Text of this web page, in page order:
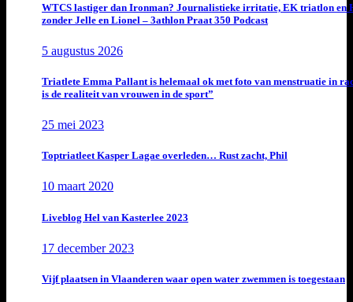
WTCS lastiger dan Ironman? Journalistieke irritatie, EK triatlon en
zonder Jelle en Lionel – 3athlon Praat 350 Podcast
5 augustus 2026
Triatlete Emma Pallant is helemaal ok met foto van menstruatie in
is de realiteit van vrouwen in de sport”
25 mei 2023
Toptriatleet Kasper Lagae overleden… Rust zacht, Phil
10 maart 2020
Liveblog Hel van Kasterlee 2023
17 december 2023
Vijf plaatsen in Vlaanderen waar open water zwemmen is toegestaan